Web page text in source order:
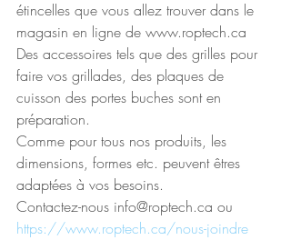
étincelles que vous allez trouver dans le
magasin en ligne de www.roptech.ca
Des accessoires tels que des grilles pour
faire vos grillades, des plaques de
cuisson des portes buches sont en
préparation.
Comme pour tous nos produits, les
dimensions, formes etc. peuvent êtres
adaptées à vos besoins.
Contactez-nous info@roptech.ca ou
https://www.roptech.ca/nous-joindre